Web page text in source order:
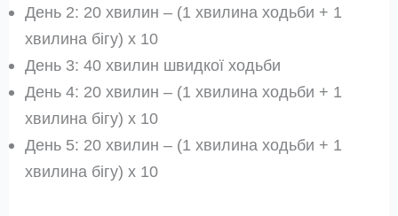
День 2: 20 хвилин – (1 хвилина ходьби + 1
хвилина бігу) x 10
День 3: 40 хвилин швидкої ходьби
День 4: 20 хвилин – (1 хвилина ходьби + 1
хвилина бігу) x 10
День 5: 20 хвилин – (1 хвилина ходьби + 1
хвилина бігу) x 10